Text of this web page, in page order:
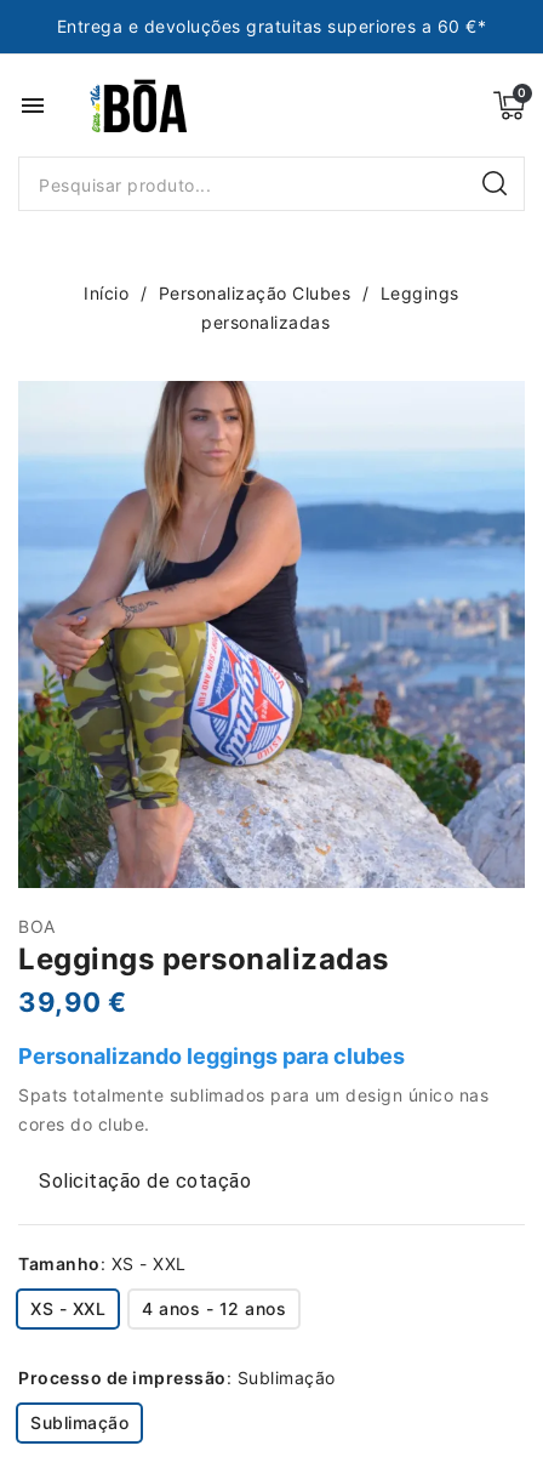
Entrega e devoluções gratuitas superiores a 60 €*
menu
Início Personalização Clubes
Leggings
personalizadas
BOA
Leggings personalizadas
39,90 €
Personalizando leggings para clubes
Spats totalmente sublimados para um design único nas
cores do clube.
Solicitação de cotação
Tamanho: XS - XXL
XS - XXL 4 anos - 12 anos
Processo de impressão: Sublimação
Sublimação